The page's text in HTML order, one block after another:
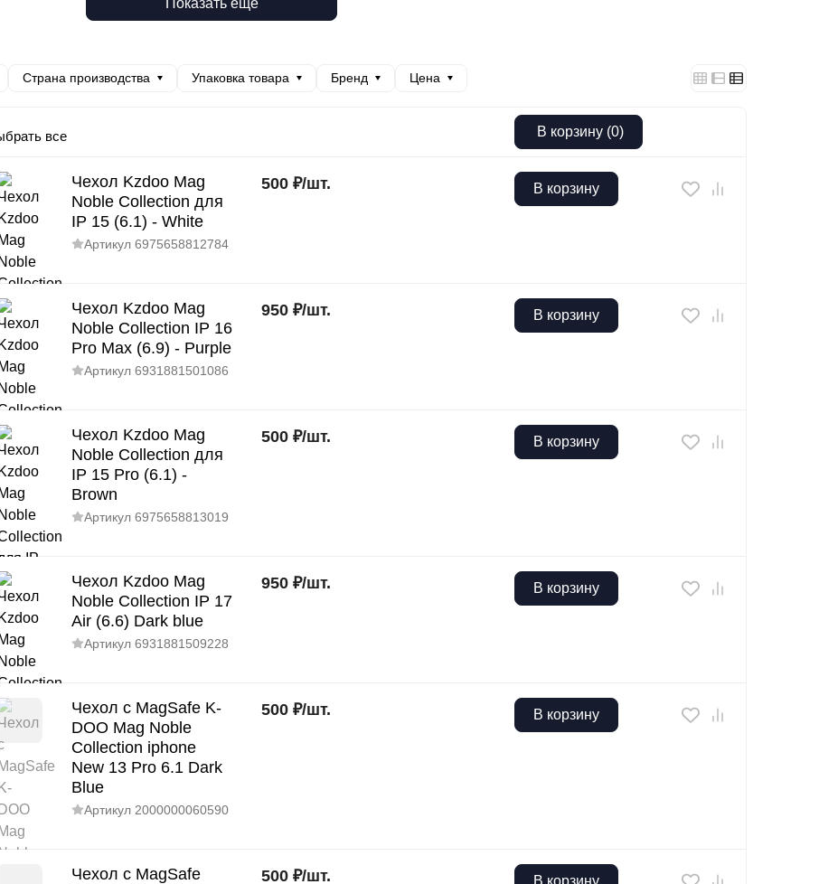
Показать еще
Страна производства Упаковка товара Бренд Цена
все В корзину (0)
Чехол Kzdoo Mag
Noble Collection для
IP 15 (6.1) - White
Артикул 6975658812784
500 ₽/шт. В корзину
Чехол Kzdoo Mag
Noble Collection IP 16
Pro Max (6.9) - Purple
Артикул 6931881501086
950 ₽/шт. В корзину
Чехол Kzdoo Mag
Noble Collection для
IP 15 Pro (6.1) -
Brown
Артикул 6975658813019
500 ₽/шт. В корзину
Чехол Kzdoo Mag
Noble Collection IP 17
Air (6.6) Dark blue
Артикул 6931881509228
950 ₽/шт. В корзину
Чехол с MagSafe K-
DOO Mag Noble
Collection iphone
New 13 Pro 6.1 Dark
Blue
Артикул 2000000060590
500 ₽/шт. В корзину
Чехол с MagSafe
500 ₽/шт. В корзину